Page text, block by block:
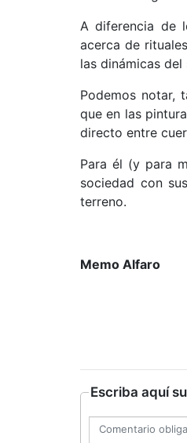
A diferencia de
acerca de
las dinámicas
Podemos notar,
que en las
directo entre
Para él (y para
sociedad con
terreno.
Memo Alfaro
Escriba aquí